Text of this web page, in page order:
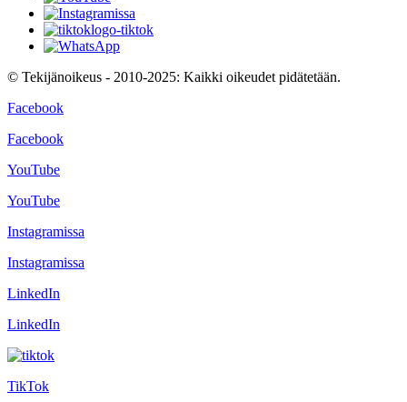
© Tekijänoikeus - 2010-2025: Kaikki oikeudet pidätetään.
Facebook
Facebook
YouTube
YouTube
Instagramissa
Instagramissa
LinkedIn
LinkedIn
TikTok